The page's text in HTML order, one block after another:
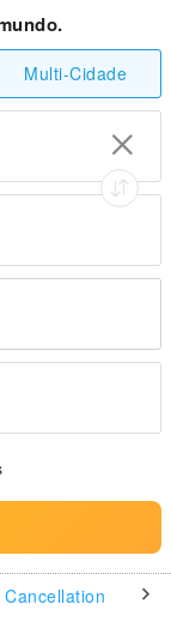
Multi-Cidade